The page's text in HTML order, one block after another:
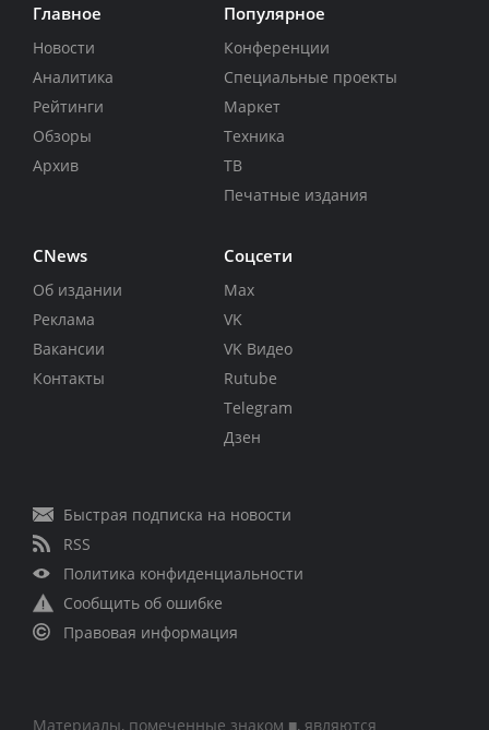
Главное
Новости
Аналитика
Рейтинги
Обзоры
Архив
Популярное
Конференции
Специальные проекты
Маркет
Техника
ТВ
Печатные издания
CNews
Об издании
Реклама
Вакансии
Контакты
Соцсети
Max
VK
VK Видео
Rutube
Telegram
Дзен
Быстрая подписка на новости
RSS
Политика конфиденциальности
Сообщить об ошибке
Правовая информация
Материалы, помеченные знаком ■, являются